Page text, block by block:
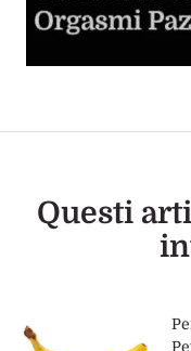
La guida
Questi